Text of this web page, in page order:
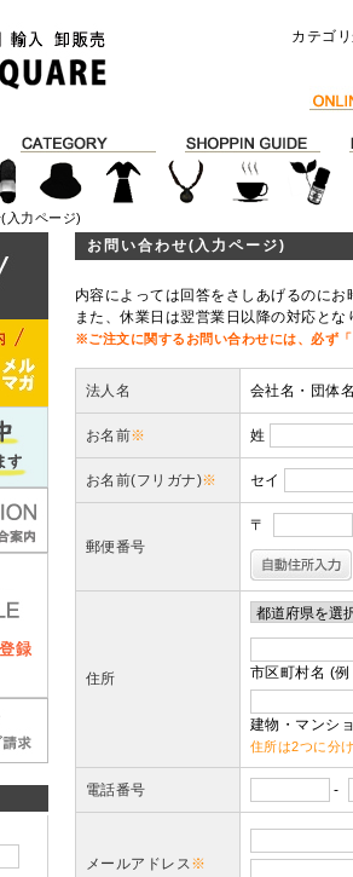
カテゴ
入力ページ)
お問い合わせ(入力ページ)
内容によっては回答をさしあげるのに
また、休業日は翌営業日以降の対応と
※ご注文に関するお問い合わせには、必ず
法人名 会社名・団体
お名前※ 姓
お名前(フリガナ)※ セイ
郵便番号
〒
住所 市区町村名 (
建物・マンシ
住所は2つに分
電話番号 -
メールアドレス※